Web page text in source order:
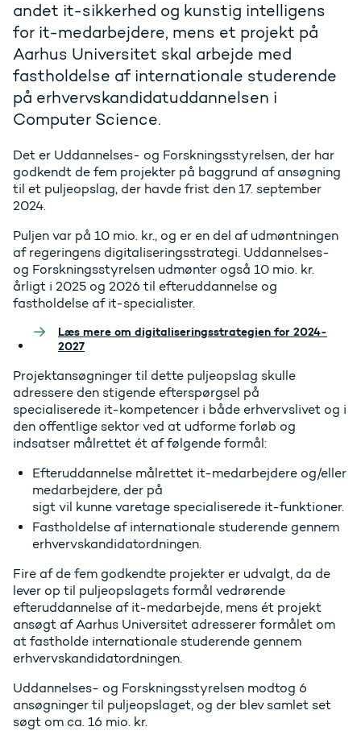
andet it-sikkerhed og kunstig intelligens
for it-medarbejdere, mens et projekt på
Aarhus Universitet skal arbejde med
fastholdelse af internationale studerende
på erhvervskandidatuddannelsen i
Computer Science.
Det er Uddannelses- og Forskningsstyrelsen, der har
godkendt de fem projekter på baggrund af ansøgning
til et puljeopslag, der havde frist den 17. september
2024.
Puljen var på 10 mio. kr., og er en del af udmøntningen
af regeringens digitaliseringsstrategi. Uddannelses-
og Forskningsstyrelsen udmønter også 10 mio. kr.
årligt i 2025 og 2026 til efteruddannelse og
fastholdelse af it-specialister.
Læs mere om digitaliseringsstrategien for 2024-
2027
Projektansøgninger til dette puljeopslag skulle
adressere den stigende efterspørgsel på
specialiserede it-kompetencer i både erhvervslivet og i
den offentlige sektor ved at udforme forløb og
indsatser målrettet ét af følgende formål:
Efteruddannelse målrettet it-medarbejdere og/eller
medarbejdere, der på
sigt vil kunne varetage specialiserede it-funktioner.
Fastholdelse af internationale studerende gennem
erhvervskandidatordningen.
Fire af de fem godkendte projekter er udvalgt, da de
lever op til puljeopslagets formål vedrørende
efteruddannelse af it-medarbejde, mens ét projekt
ansøgt af Aarhus Universitet adresserer formålet om
at fastholde internationale studerende gennem
erhvervskandidatordningen.
Uddannelses- og Forskningsstyrelsen modtog 6
ansøgninger til puljeopslaget, og der blev samlet set
søgt om ca. 16 mio. kr.